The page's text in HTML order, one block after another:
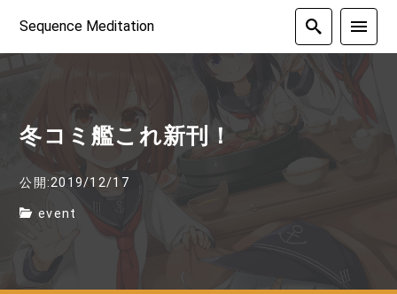
Sequence Meditation
冬コミ艦これ新刊！
公開:2019/12/17
event